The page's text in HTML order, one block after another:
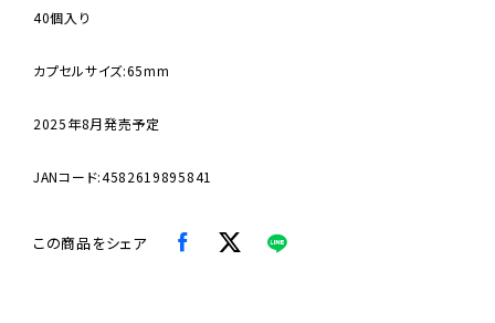
40個入り
カプセルサイズ:65mm
2025年8月発売予定
JANコード:4582619895841
この商品をシェア